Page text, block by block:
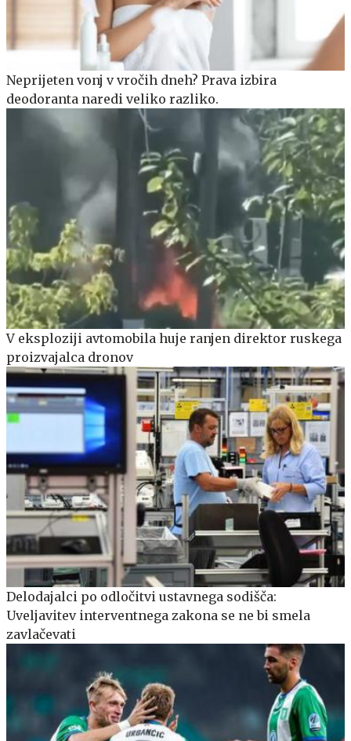
Neprijeten vonj v vročih dneh? Prava izbira
deodoranta naredi veliko razliko.
V eksploziji avtomobila huje ranjen direktor ruskega
proizvajalca dronov
Delodajalci po odločitvi ustavnega sodišča:
Uveljavitev interventnega zakona se ne bi smela
zavlačevati